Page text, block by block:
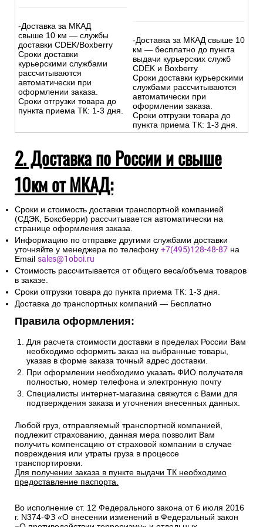
-Доставка за МКАД
свыше 10 км — службы
доставки CDEK/Boxberry
Сроки доставки
курьерскими службами
рассчитываются
автоматически при
оформлении заказа.
Сроки отгрузки товара до
пункта приема ТК: 1-3 дня.
-Доставка за МКАД свыше 10
км — бесплатно до пункта
выдачи курьерских служб
CDEK и Boxberry
Сроки доставки курьерскими
службами рассчитываются
автоматически при
оформлении заказа.
Сроки отгрузки товара до
пункта приема ТК: 1-3 дня.
2. Доставка по России и свыше
10км от МКАД:
Сроки и стоимость доставки транспортной компанией
(СДЭК, Боксберри) рассчитывается автоматически на
странице оформления заказа.
Информацию по отправке другими службами доставки
уточняйте у менеджера по телефону +7(495)128-48-87 на
Email sales@1oboi.ru
Стоимость рассчитывается от общего веса/объема товаров
в заказе.
Сроки отгрузки товара до пункта приема ТК: 1-3 дня.
Доставка до транспортных компаний — Бесплатно
Правила оформления:
Для расчета стоимости доставки в пределах России Вам
необходимо оформить заказ на выбранные товары,
указав в форме заказа точный адрес доставки.
При оформлении необходимо указать ФИО получателя
полностью, номер телефона и электронную почту
Специалисты интернет-магазина свяжутся с Вами для
подтверждения заказа и уточнения внесенных данных.
Любой груз, отправляемый транспортной компанией,
подлежит страхованию, данная мера позволит Вам
получить компенсацию от страховой компании в случае
повреждения или утраты груза в процессе
транспортировки.
Для получении заказа в пункте выдачи ТК необходимо
предоставление паспорта.
Во исполнение ст. 12 Федерального закона от 6 июля 2016
г. N374-ФЗ «О внесении изменений в Федеральный закон